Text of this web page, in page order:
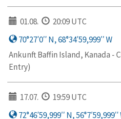
01.08.
20:09 UTC
70°27′0′′ N, 68°34′59,999′′ W
Ankunft Baffin Island, Kanada -
Entry)
17.07.
19:59 UTC
72°46′59,999′′ N, 56°7′59,999′′